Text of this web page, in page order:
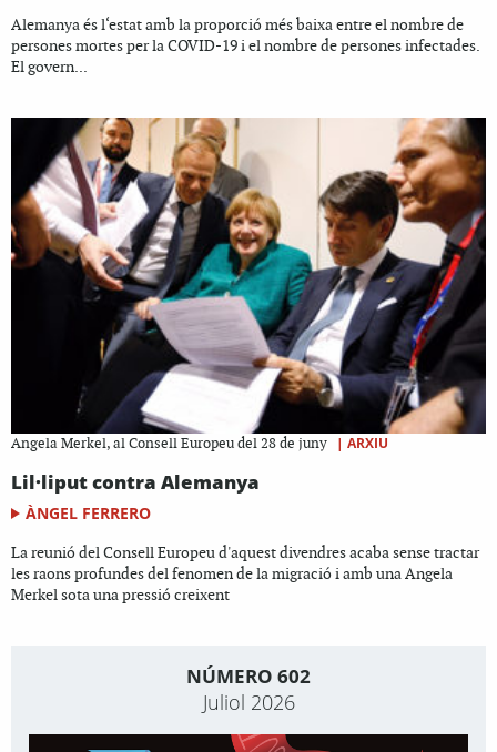
Alemanya és l‘estat amb la proporció més baixa entre el nombre de
persones mortes per la COVID-19 i el nombre de persones infectades.
El govern...
Angela Merkel, al Consell Europeu del 28 de juny | ARXIU
Lil·liput contra Alemanya
ÀNGEL FERRERO
La reunió del Consell Europeu d'aquest divendres acaba sense tractar
les raons profundes del fenomen de la migració i amb una Angela
Merkel sota una pressió creixent
NÚMERO 602
Juliol 2026